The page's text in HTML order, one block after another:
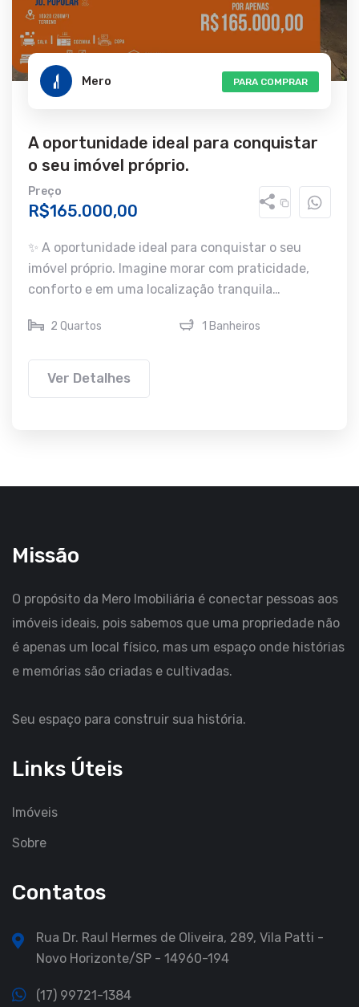
Mero PARA COMPRAR
A oportunidade ideal para conquistar
o seu imóvel próprio.
Preço
R$165.000,00
✨ A oportunidade ideal para conquistar o seu
imóvel próprio. Imagine morar com praticidade,
conforto e em uma localização tranquila…
2 Quartos 1 Banheiros
Ver Detalhes
Missão
O propósito da Mero Imobiliária é conectar pessoas aos
imóveis ideais, pois sabemos que uma propriedade não
é apenas um local físico, mas um espaço onde histórias
e memórias são criadas e cultivadas.
Seu espaço para construir sua história.
Links Úteis
Imóveis
Sobre
Contatos
Rua Dr. Raul Hermes de Oliveira, 289, Vila Patti -
Novo Horizonte/SP - 14960-194
(17) 99721-1384